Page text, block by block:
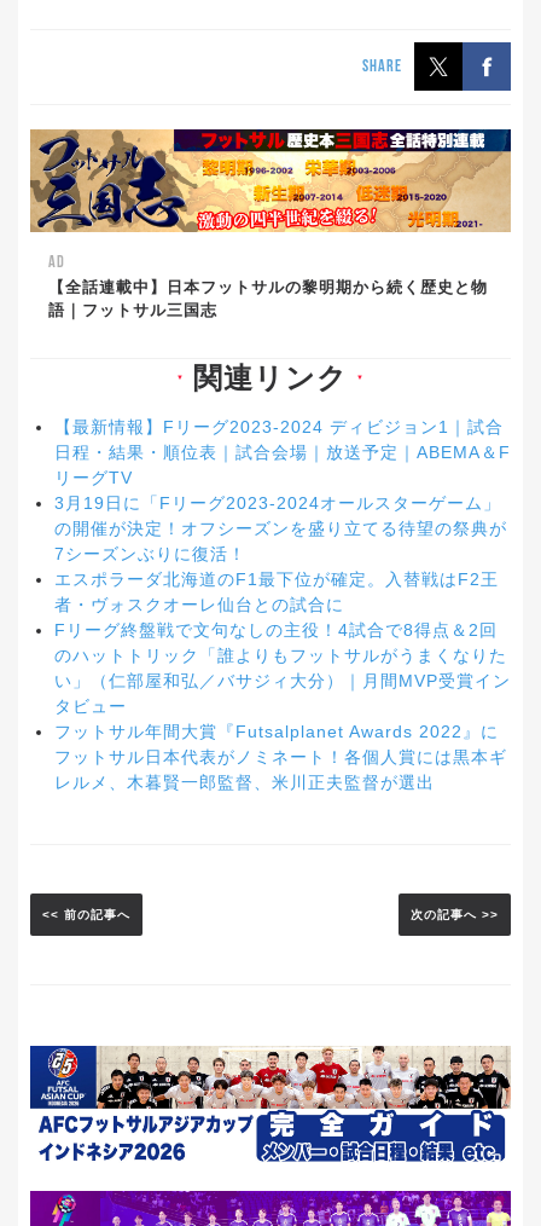
SHARE
AD
【全話連載中】日本フットサルの黎明期から続く歴史と物
語｜フットサル三国志
▼ 関連リンク ▼
【最新情報】Fリーグ2023-2024 ディビジョン1｜試合
日程・結果・順位表｜試合会場｜放送予定｜ABEMA＆F
リーグTV
3月19日に「Fリーグ2023-2024オールスターゲーム」
の開催が決定！オフシーズンを盛り立てる待望の祭典が
7シーズンぶりに復活！
エスポラーダ北海道のF1最下位が確定。入替戦はF2王
者・ヴォスクオーレ仙台との試合に
Fリーグ終盤戦で文句なしの主役！4試合で8得点＆2回
のハットトリック「誰よりもフットサルがうまくなりた
い」（仁部屋和弘／バサジィ大分）｜月間MVP受賞イン
タビュー
フットサル年間大賞『Futsalplanet Awards 2022』に
フットサル日本代表がノミネート！各個人賞には黒本ギ
レルメ、木暮賢一郎監督、米川正夫監督が選出
<< 前の記事へ 次の記事へ >>